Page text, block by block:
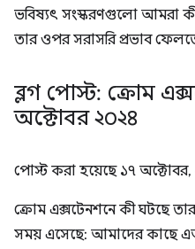
ভবিষ্যৎ সংস্করণগুলো আমরা
তার ওপর সরাসরি প্রভাব
ব্লগ পোস্ট: ক্রোম
অক্টোবর ২০২৪
পোস্ট করা হয়েছে১৭ অক্টোবর,
ক্রোম এক্সটেনশনে কী ঘটছে
সময় এসেছে: আমাদের কাছে